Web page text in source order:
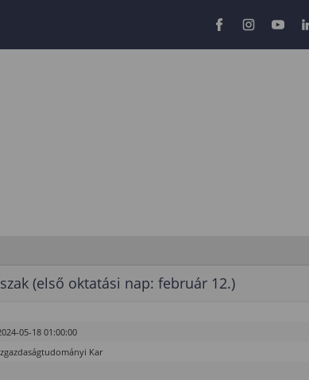
(első oktatási nap: február 12.)
05-18 01:00:00
Kar